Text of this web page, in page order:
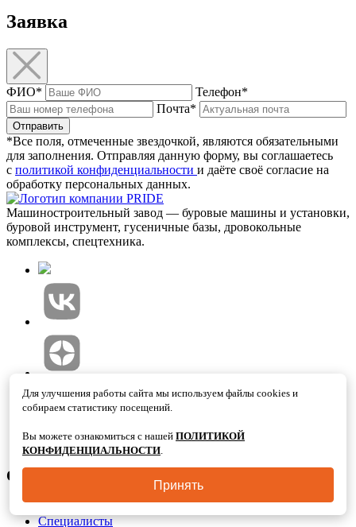
Заявка
ФИО*
Телефон*
Почта*
Отправить
*Все поля, отмеченные звездочкой, являются обязательными
для заполнения. Отправляя данную форму, вы соглашаетесь
с политикой конфиденциальности и даёте своё согласие на
обработку персональных данных.
Машиностроительный завод — буровые машины и установки,
буровой инструмент, гусеничные базы, дровокольные
комплексы, спецтехника.
8-800-333-50-64
Связь с дилерами
Другие вопросы
order@dsc-pride.ruПочта
О компании
О нас
Специалисты
Для улучшения работы сайта мы используем файлы cookies и
собираем статистику посещений.
Вы можете ознакомиться с нашей ПОЛИТИКОЙ
КОНФИДЕНЦИАЛЬНОСТИ.
Принять